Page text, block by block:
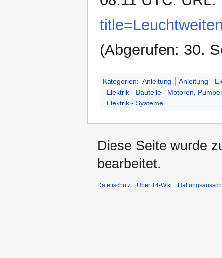
(Abgerufen: 30.
Kategorien: Anleitung
Anleitung -
Elektrik - Bauteile - Motoren,
Elektrik - Systeme
Diese Seite wurde
bearbeitet.
Datenschutz Über T4-Wiki